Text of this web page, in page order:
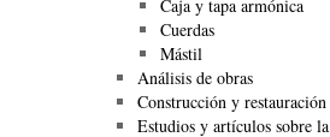
Caja y tapa armónica
Cuerdas
Mástil
Análisis de obras
Construcción y restauración
Estudios y artículos sobre la